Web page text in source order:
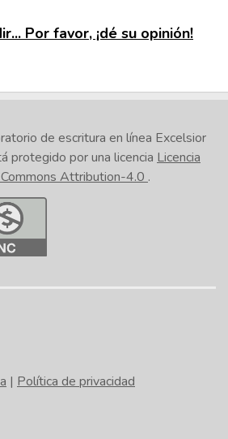
Por favor, ¡dé su opinión!
de escritura en línea Excelsior
protegido por una licencia Licencia
Attribution-4.0 .
| Política de privacidad